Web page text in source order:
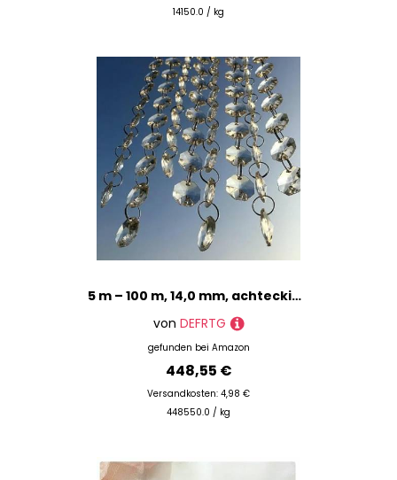
14150.0 / kg
5 m – 100 m, 14,0 mm, achteckige Perlen mit Metallhaken für Kronleuchter, Kristallkettengirlande für transparente Kristallperlenvorhänge, 100 m
von DEFRTG
gefunden bei Amazon
448,55 €
Versandkosten: 4,98 €
448550.0 / kg